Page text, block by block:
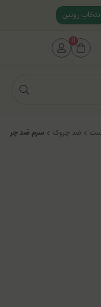
ضد چروک سرم ضد چروک
انتخاب روتین
0